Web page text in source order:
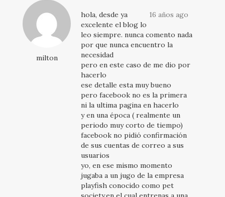
milton
16 años ago
hola, desde ya
excelente el blog lo
leo siempre. nunca comento nada
por que nunca encuentro la
necesidad
pero en este caso de me dio por
hacerlo
ese detalle esta muy bueno
pero facebook no es la primera
ni la ultima pagina en hacerlo
y en una época ( realmente un
periodo muy corto de tiempo)
facebook no pidió confirmación
de sus cuentas de correo a sus
usuarios
yo, en ese mismo momento
jugaba a un jugo de la empresa
playfish conocido como pet